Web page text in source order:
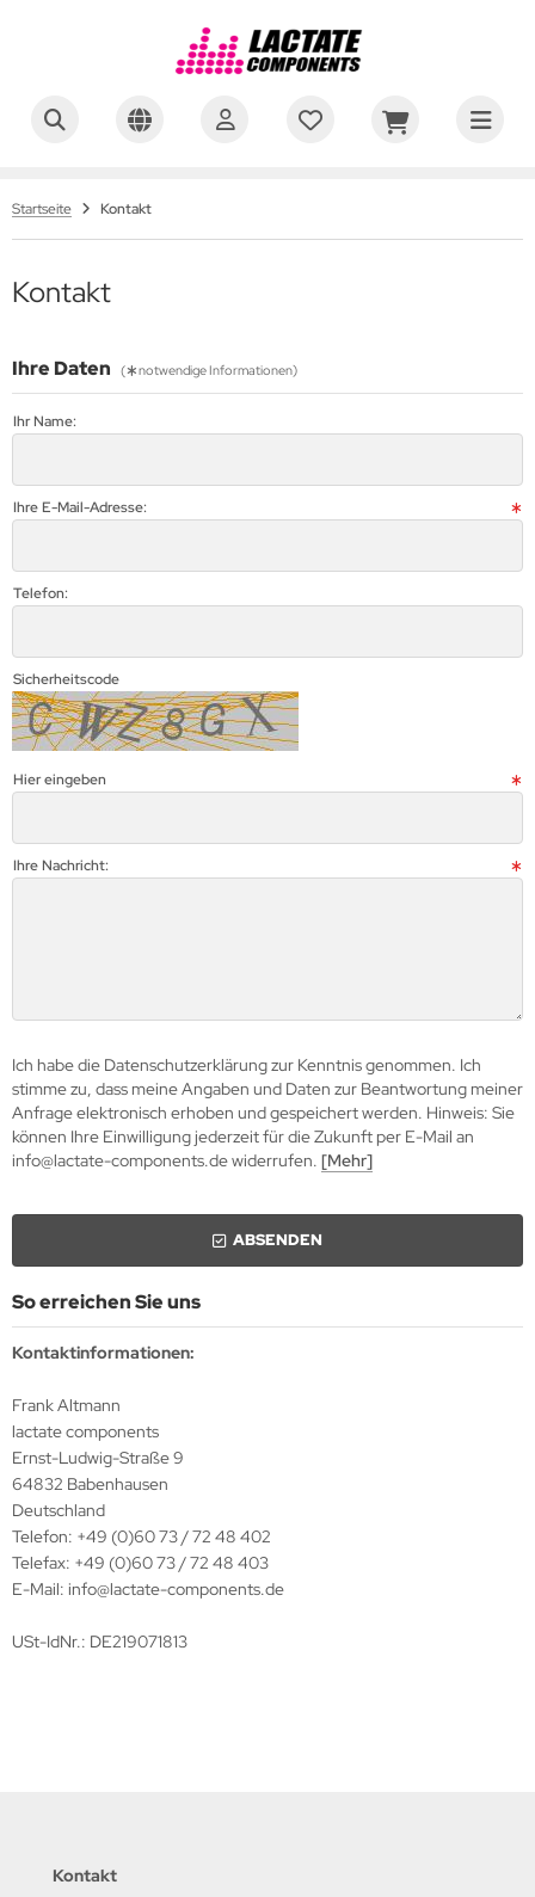
Startseite Kontakt
Kontakt
Ihre Daten ( notwendige Informationen)
Ihr Name:
Ihre E-Mail-Adresse:
Telefon:
Sicherheitscode
Hier eingeben
Ihre Nachricht:
Ich habe die Datenschutzerklärung zur Kenntnis genommen. Ich
stimme zu, dass meine Angaben und Daten zur Beantwortung meiner
Anfrage elektronisch erhoben und gespeichert werden. Hinweis: Sie
können Ihre Einwilligung jederzeit für die Zukunft per E-Mail an
info@lactate-components.de widerrufen. [Mehr]
ABSENDEN
So erreichen Sie uns
Kontaktinformationen:
Frank Altmann
lactate components
Ernst-Ludwig-Straße 9
64832 Babenhausen
Deutschland
Telefon: +49 (0)60 73 / 72 48 402
Telefax: +49 (0)60 73 / 72 48 403
E-Mail: info@lactate-components.de
USt-IdNr.: DE219071813
Kontakt
& Habel
diagnostic GmbH
MUMFORD GmbH